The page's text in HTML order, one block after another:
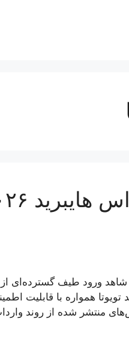
شاهد ورود طیف گسترده‌ای
همواره با قابلیت
منتشر شده از روند